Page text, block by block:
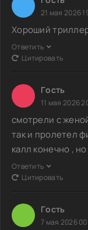
21 мая 2026
Хороший
Ответить
Цитировать
Гoсть
11 мая 2026
смотрели с
так и пролетел
калл конечно ,
Ответить
Цитировать
Гoсть
7 мая 2026